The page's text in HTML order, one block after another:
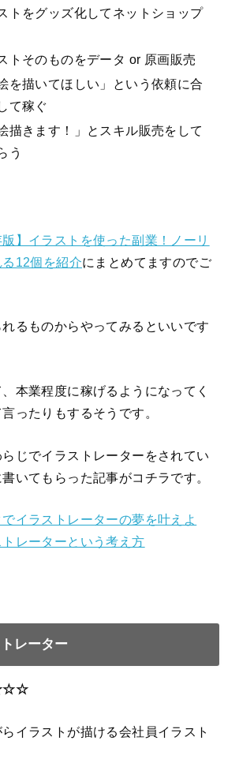
トをグッズ化してネットショップ
トそのものをデータ or 原画販売
を描いてほしい」という依頼に合
て稼ぐ
描きます！」とスキル販売をして
う
版】イラストを使った副業！ノーリ
12個を紹介にまとめてますのでご
るものからやってみるといいです
本業程度に稼げるようになってく
ったりもするそうです。
じでイラストレーターをされてい
いてもらった記事がコチラです。
イラストレーターの夢を叶えよ
レーターという考え方
レーター
イラストが描ける会社員イラスト